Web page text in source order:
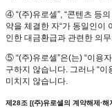
④ “(주)유로셀”, “콘텐츠 등
약을 체결한 자“가 동일인이
인한 대금환급과 관련한 의
⑤ “(주)유로셀”은(는) “이용
구하지 않습니다. 그러나 “
미치지 않습니다.
제28조 [(주)유로셀의 계약해제·해